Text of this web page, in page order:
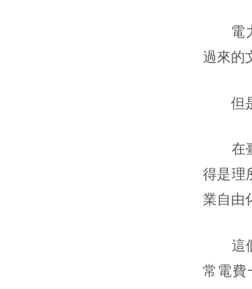
電力
過來的
但是
在臺
得是理
業自由
這個
常電費